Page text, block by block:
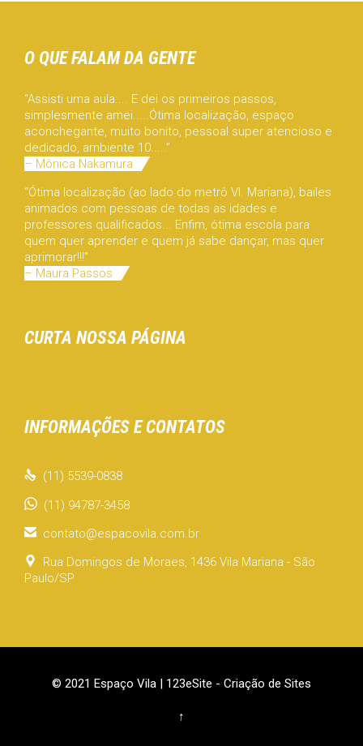
O QUE FALAM DA GENTE
“Assisti uma aula.... E dei os primeiros passos,
simplesmente amei.....Ótima localização, espaço
aconchegante, muito bonito, pessoal super atencioso e
dedicado, ambiente 10.....”
– Mônica Nakamura
“Ótima localização (ao lado do metrô Vl. Mariana), bailes
animados com pessoas de todas as idades e
professores qualificados... Enfim, ótima escola para
quem quer aprender e quem já sabe dançar, mas quer
aprimorar!!!”
– Maura Passos
CURTA NOSSA PÁGINA
INFORMAÇÕES E CONTATOS
 (11) 5539-0838
(11) 94787-3458
 contato@espacovila.com.br

Rua Domingos de Moraes, 1436 Vila Mariana - São
Paulo/SP
© 2021 Espaço Vila | 123eSite - Criação de Sites
↑